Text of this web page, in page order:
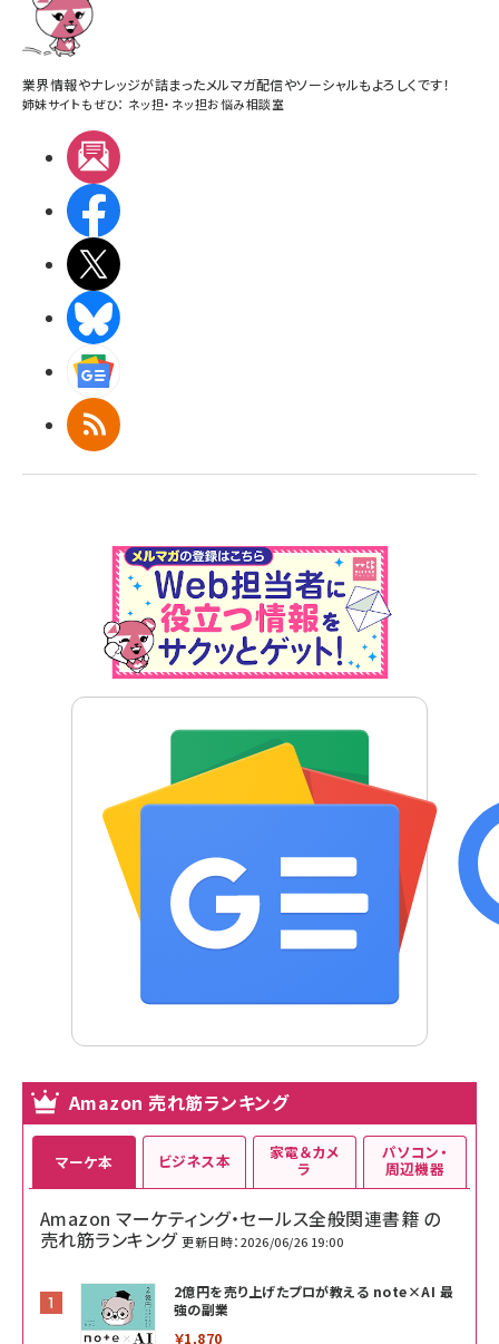
業界情報やナレッジが詰まったメルマガ配信やソーシャルもよろしくです！
姉妹サイトもぜひ： ネッ担・ ネッ担お悩み相談室
RSS
Amazon 売れ筋ランキング
マーケ本
Amazon マーケティング・セールス全般関連書籍 の
売れ筋ランキング 更新日時：2026/06/26 19:00
2億円を売り上げたプロが教える note×AI 最
強の副業
￥1,870
ビジネス本 家電＆カメ
ラ
パソコン・
周辺機器